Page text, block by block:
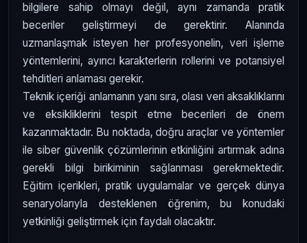
bilgilere sahip olmayı değil, aynı zamanda pratik
beceriler geliştirmeyi de gerektirir. Alanında
uzmanlaşmak isteyen her profesyonelin, veri işleme
yöntemlerini, ayırıcı karakterlerin rollerini ve potansiyel
tehditleri anlaması gerekir.
Teknik içeriği anlamanın yanı sıra, olası veri aksaklıklarını
ve eksikliklerini tespit etme becerileri de önem
kazanmaktadır. Bu noktada, doğru araçlar ve yöntemler
ile siber güvenlik çözümlerinin etkinliğini artırmak adına
gerekli bilgi birikiminin sağlanması gerekmektedir.
Eğitim içerikleri, pratik uygulamalar ve gerçek dünya
senaryolarıyla desteklenen öğrenim, bu konudaki
yetkinliği geliştirmek için faydalı olacaktır.